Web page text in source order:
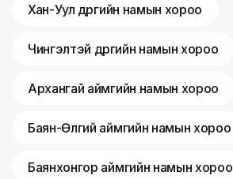
Хан-Уул дүүргийн намын хороо
Чингэлтэй дүүргийн намын хороо
Архангай аймгийн намын хороо
Баян-Өлгий аймгийн намын хороо
Баянхонгор аймгийн намын хороо